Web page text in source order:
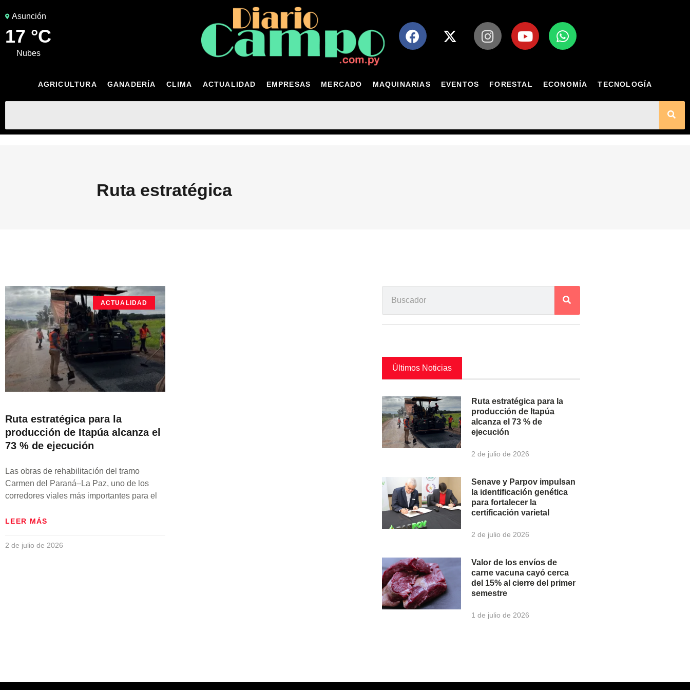
Asunción
17 °C
nubes
AGRICULTURA GANADERÍA CLIMA ACTUALIDAD EMPRESAS MERCADO MAQUINARIAS EVENTOS FORESTAL ECONOMÍA TECNOLOGÍA
Ruta estratégica
ACTUALIDAD
Ruta estratégica para la
producción de Itapúa alcanza el
73 % de ejecución
Las obras de rehabilitación del tramo
Carmen del Paraná–La Paz, uno de los
corredores viales más importantes para el
LEER MÁS
2 de julio de 2026
Últimos Noticias
Ruta estratégica para la
producción de Itapúa
alcanza el 73 % de
ejecución
2 de julio de 2026
Senave y Parpov impulsan
la identificación genética
para fortalecer la
certificación varietal
2 de julio de 2026
Valor de los envíos de
carne vacuna cayó cerca
del 15% al cierre del primer
semestre
1 de julio de 2026